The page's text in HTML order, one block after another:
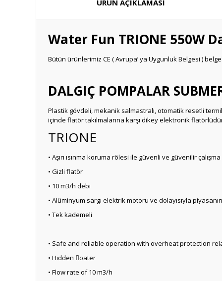
ÜRÜN AÇIKLAMASI
Water Fun TRIONE 550W
Bütün ürünlerimiz CE ( Avrupa’ ya Uygunluk Belgesi )
DALGIÇ POMPALAR
Plastik gövdeli, mekanik salmastralı, otomatik resetli
içinde flatör takılmalarına karşı dikey elektronik flatörlüdür,
TRIONE
• Aşırı ısınma koruma rölesi ile güvenli ve güvenilir çalışma
• Gizli flatör
• 10 m3/h debi
• Alüminyum sargı elektrik motoru ve dolayısıyla
• Tek kademeli
• Safe and reliable operation with overheat protection
• Hidden floater
• Flow rate of 10 m3/h